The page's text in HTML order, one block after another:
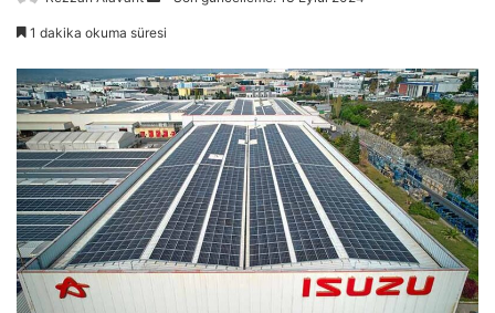
göndermek
1 dakika okuma süresi